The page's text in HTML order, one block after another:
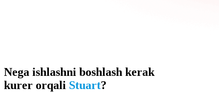
Nega ishlashni boshlash kerak
kurer orqali Stuart?